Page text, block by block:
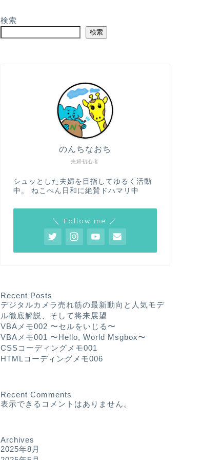
検索
検索
夫婦初心者
のんちなおち
シュッとした夫婦を目指してゆるく活動
中。 ねこぺん日和に絶賛ドハマリ中
＼ Follow me ／
Recent Posts
デジタルカメラ売れ筋の最新動向と人気モデ
ル徹底解説、そして将来展望
VBAメモ002 〜セルをいじる〜
VBAメモ001 〜Hello, World Msgbox〜
CSSコーディングメモ001
HTMLコーディングメモ006
Recent Comments
表示できるコメントはありません。
Archives
2025年8月